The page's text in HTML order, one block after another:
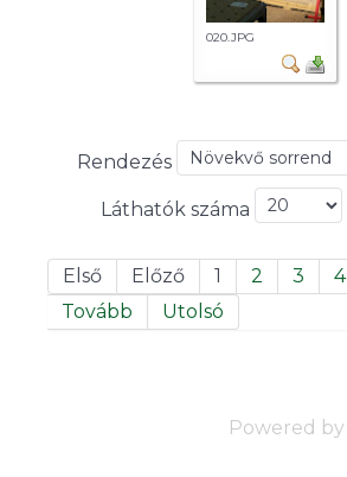
020.JPG
Rendezés
Láthatók száma
Első Előző 1 2 3 4
Tovább
Utolsó
Powered by